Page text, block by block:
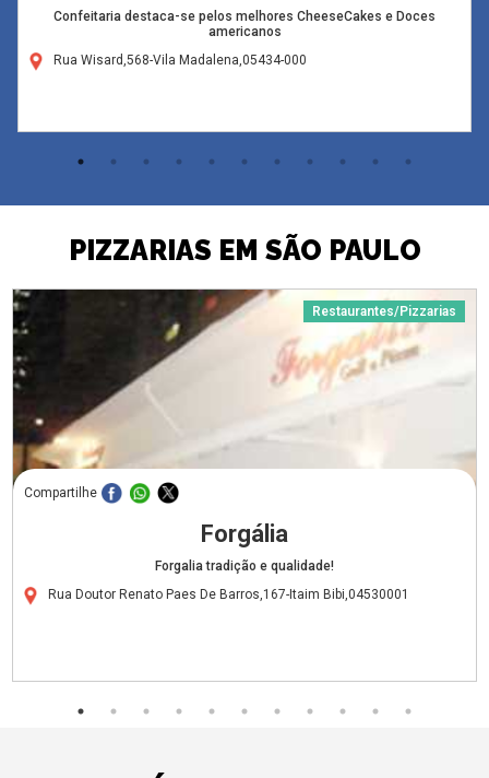
Confeitaria destaca-se pelos melhores CheeseCakes e Doces
americanos
Rua Wisard,568-Vila Madalena,05434-000
PIZZARIAS EM SÃO PAULO
Restaurantes/Pizzarias
Compartilhe
Forgália
Forgalia tradição e qualidade!
Rua Doutor Renato Paes De Barros,167-Itaim Bibi,04530001